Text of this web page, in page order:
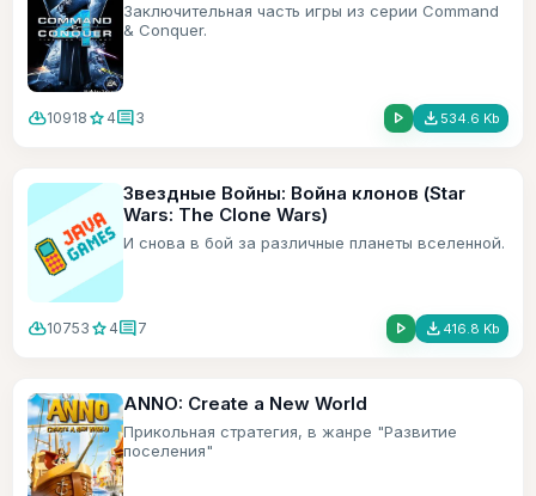
Заключительная часть игры из серии Command
& Conquer.
cloud_download10918 star 4comment3 play_arrow file_download 534.6 Kb
Звездные Войны: Война клонов (Star
Wars: The Clone Wars)
И снова в бой за различные планеты вселенной.
cloud_download10753 star 4comment7 play_arrow file_download 416.8 Kb
ANNO: Create a New World
Прикольная стратегия, в жанре "Развитие
поселения"